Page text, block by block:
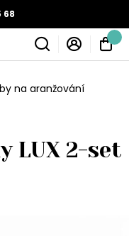
68
na aranžování
LUX 2-set